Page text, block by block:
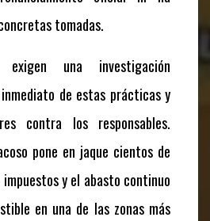
tomadas.
exigen una investigación
de estas prácticas y
contra los responsables.
pone en jaque cientos de
y el abasto continuo
en una de las zonas más